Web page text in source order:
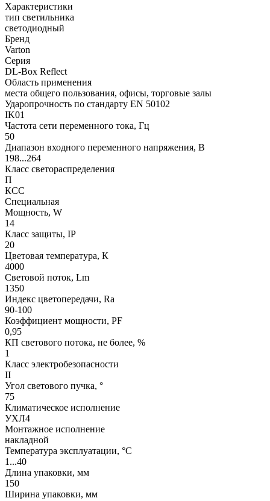
Характеристики
тип светильника
светодиодный
Бренд
Varton
Серия
DL-Box Reflect
Область применения
места общего пользования, офисы, торговые залы
Ударопрочность по стандарту EN 50102
IK01
Частота сети переменного тока, Гц
50
Диапазон входного переменного напряжения, В
198...264
Класс светораспределения
П
КСС
Специальная
Мощность, W
14
Класс защиты, IP
20
Цветовая температура, К
4000
Световой поток, Lm
1350
Индекс цветопередачи, Ra
90-100
Коэффициент мощности, PF
0,95
КП светового потока, не более, %
1
Класс электробезопасности
II
Угол светового пучка, °
75
Климатическое исполнение
УХЛ4
Монтажное исполнение
накладной
Температура эксплуатации, °С
1...40
Длина упаковки, мм
150
Ширина упаковки, мм